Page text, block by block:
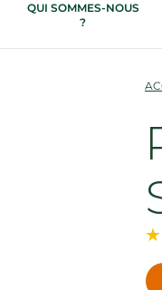
QUI SOMMES-NOUS
?